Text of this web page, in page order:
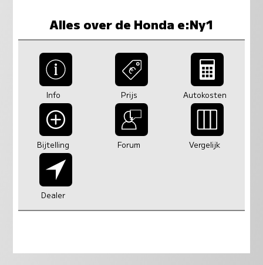
Alles over de Honda e:Ny1
Info Prijs Autokosten
Bijtelling Forum Vergelijk
Dealer